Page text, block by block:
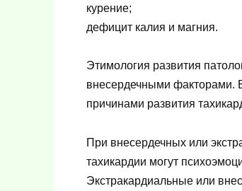
курение;
дефицит калия и магния.
Этимология развития
внесердечными факторами.
причинами развития
При внесердечных или
тахикардии могут
Экстракардиальные или